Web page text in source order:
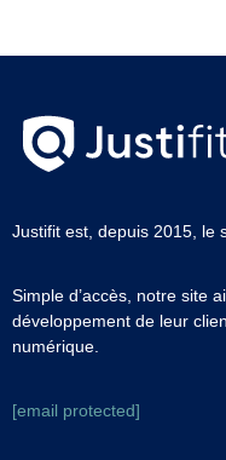
Justifit est, depuis 2015, le
Simple d’accès, notre site
développement de leur
numérique.
[email protected]